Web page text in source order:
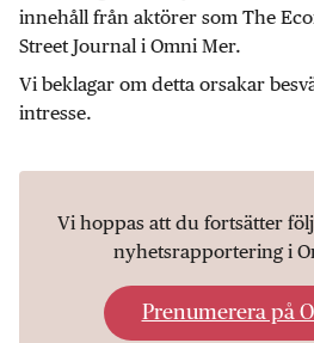
innehåll från aktörer som The
Street Journal i Omni Mer.
Vi beklagar om detta orsakar
intresse.
Vi hoppas att du fortsätter
nyhetsrapportering i
Prenumerera på